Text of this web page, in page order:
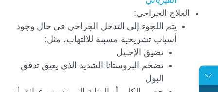
العلاج الجراحي:
يتم اللجوء إلى التدخل الجراحي في حال وجود
أسباب تشريحية مسببة للالتهاب، مثل:
تضيق الإحليل
تضخم البروستاتا الشديد الذي يعيق تدفق
البول